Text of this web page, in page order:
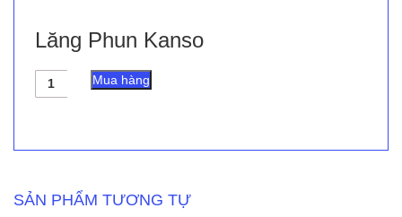
Lăng Phun Kanso
Lăng
Mua hàng
SẢN PHẨM TƯƠNG TỰ